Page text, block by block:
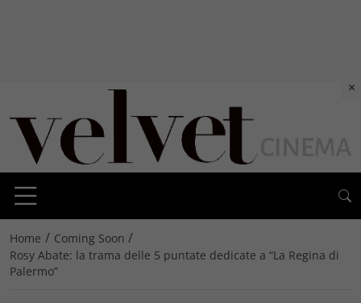
Home / Coming Soon /
Rosy Abate: la trama delle 5 puntate dedicate a “La Regina di
Palermo”
×